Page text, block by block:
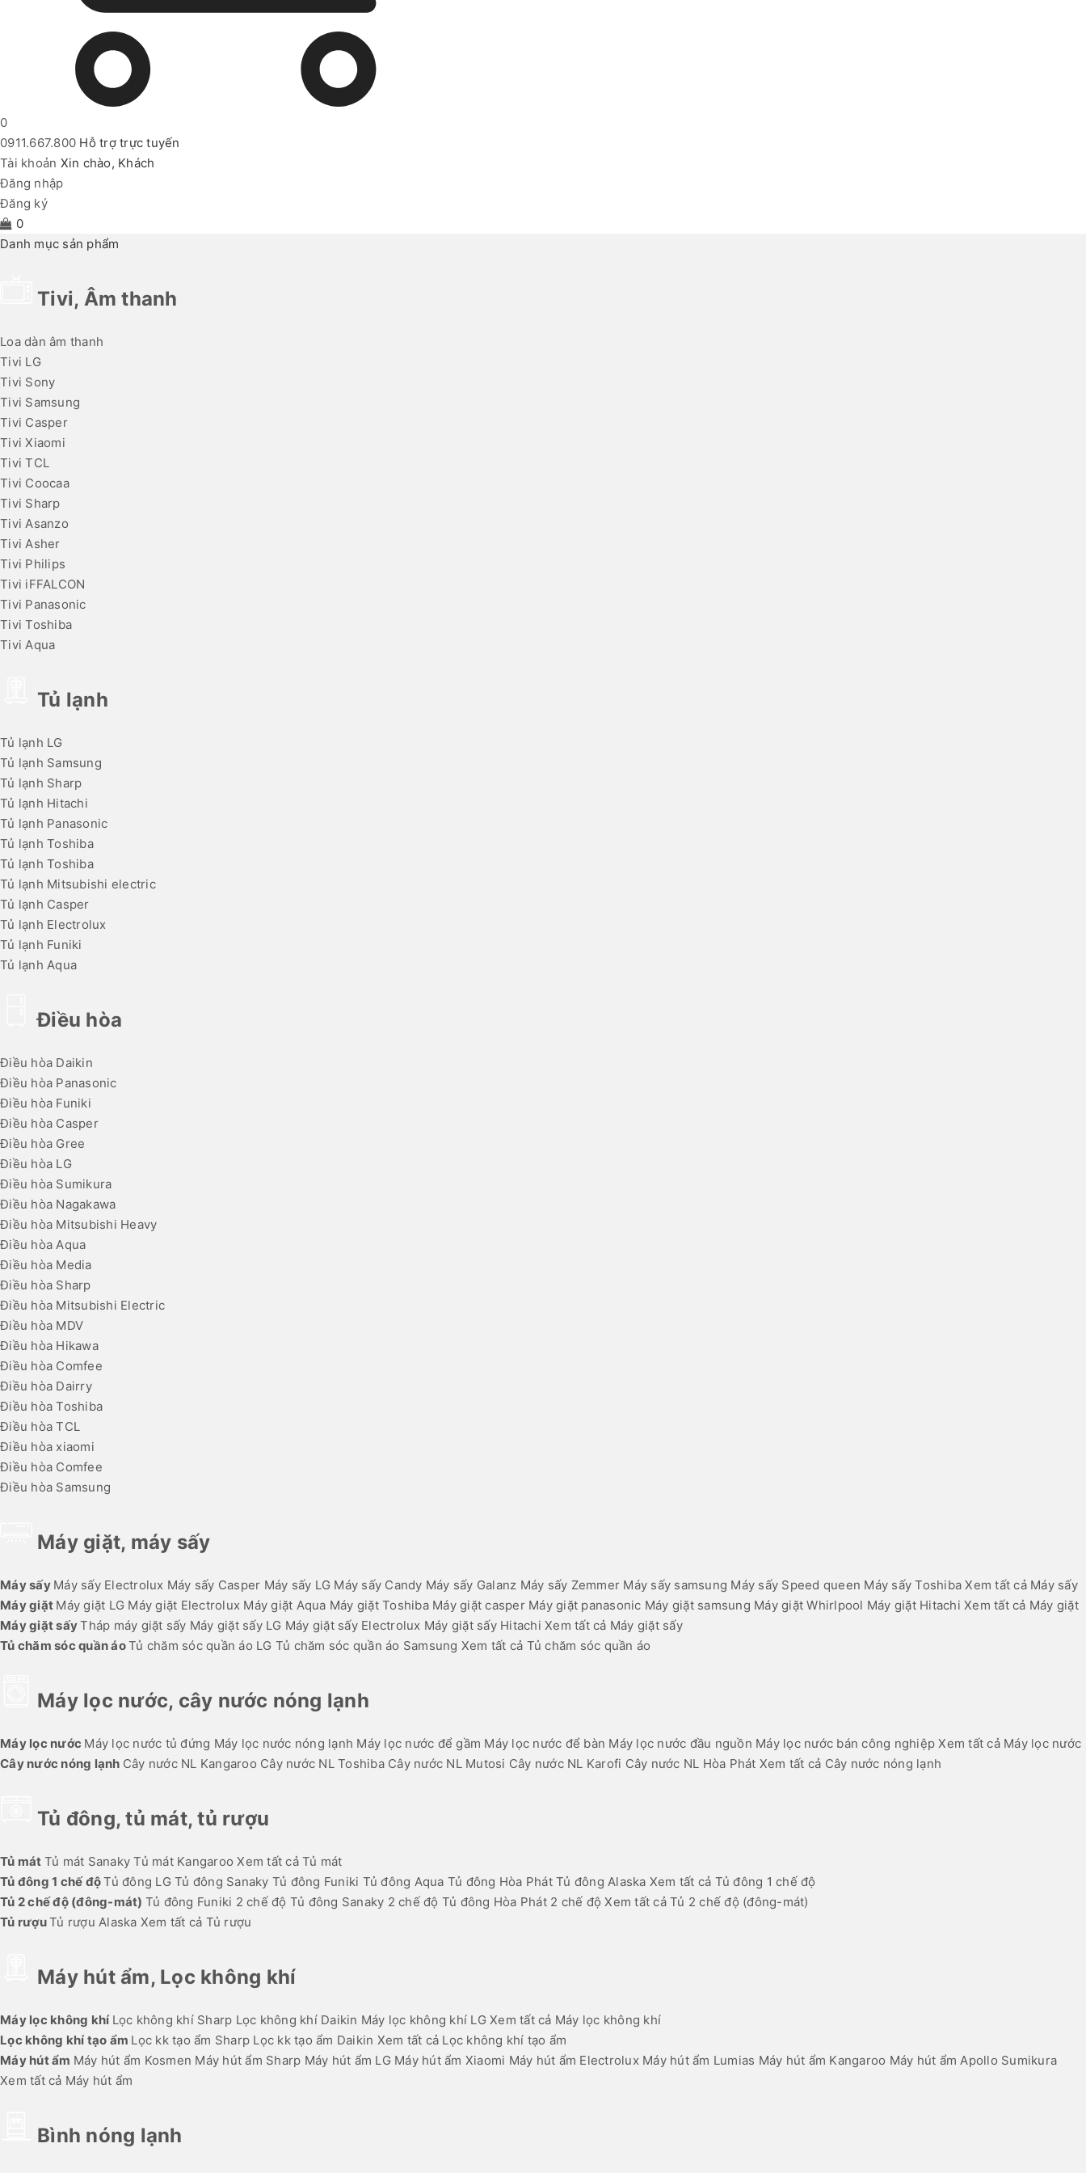
0
0911.667.800 Hỗ trợ trực tuyến
Tài khoản Xin chào, Khách
Đăng nhập
Đăng ký
0
Danh mục sản phẩm
Tivi, Âm thanh
Loa dàn âm thanh
Tivi LG
Tivi Sony
Tivi Samsung
Tivi Casper
Tivi Xiaomi
Tivi TCL
Tivi Coocaa
Tivi Sharp
Tivi Asanzo
Tivi Asher
Tivi Philips
Tivi iFFALCON
Tivi Panasonic
Tivi Toshiba
Tivi Aqua
Tủ lạnh
Tủ lạnh LG
Tủ lạnh Samsung
Tủ lạnh Sharp
Tủ lạnh Hitachi
Tủ lạnh Panasonic
Tủ lạnh Toshiba
Tủ lạnh Toshiba
Tủ lạnh Mitsubishi electric
Tủ lạnh Casper
Tủ lạnh Electrolux
Tủ lạnh Funiki
Tủ lạnh Aqua
Điều hòa
Điều hòa Daikin
Điều hòa Panasonic
Điều hòa Funiki
Điều hòa Casper
Điều hòa Gree
Điều hòa LG
Điều hòa Sumikura
Điều hòa Nagakawa
Điều hòa Mitsubishi Heavy
Điều hòa Aqua
Điều hòa Media
Điều hòa Sharp
Điều hòa Mitsubishi Electric
Điều hòa MDV
Điều hòa Hikawa
Điều hòa Comfee
Điều hòa Dairry
Điều hòa Toshiba
Điều hòa TCL
Điều hòa xiaomi
Điều hòa Comfee
Điều hòa Samsung
Máy giặt, máy sấy
Máy sấy Máy sấy Electrolux Máy sấy Casper Máy sấy LG Máy sấy Candy Máy sấy Galanz Máy sấy Zemmer Máy sấy samsung Máy sấy Speed queen Máy sấy Toshiba Xem tất cả Máy sấy
Máy giặt Máy giặt LG Máy giặt Electrolux Máy giặt Aqua Máy giặt Toshiba Máy giặt casper Máy giặt panasonic Máy giặt samsung Máy giặt Whirlpool Máy giặt Hitachi Xem tất cả Máy giặt
Máy giặt sấyTháp máy giặt sấy Máy giặt sấy LG Máy giặt sấy Electrolux Máy giặt sấy Hitachi Xem tất cả Máy giặt sấy
Tủ chăm sóc quần áoTủ chăm sóc quần áo LG Tủ chăm sóc quần áo Samsung Xem tất cả Tủ chăm sóc quần áo
Máy lọc nước, cây nước nóng lạnh
Máy lọc nước Máy lọc nước tủ đứng Máy lọc nước nóng lạnh Máy lọc nước để gầm Máy lọc nước để bàn Máy lọc nước đầu nguồn Máy lọc nước bán công nghiệp Xem tất cả Máy lọc nước
Cây nước nóng lạnh Cây nước NL Kangaroo Cây nước NL Toshiba Cây nước NL Mutosi Cây nước NL Karofi Cây nước NL Hòa Phát Xem tất cả Cây nước nóng lạnh
Tủ đông, tủ mát, tủ rượu
Tủ mát Tủ mát Sanaky Tủ mát Kangaroo Xem tất cả Tủ mát
Tủ đông 1 chế độTủ đông LG Tủ đông Sanaky Tủ đông Funiki Tủ đông Aqua Tủ đông Hòa Phát Tủ đông Alaska Xem tất cả Tủ đông 1 chế độ
Tủ 2 chế độ (đông-mát) Tủ đông Funiki 2 chế độ Tủ đông Sanaky 2 chế độ Tủ đông Hòa Phát 2 chế độ Xem tất cả Tủ 2 chế độ (đông-mát)
Tủ rượuTủ rượu Alaska Xem tất cả Tủ rượu
Máy hút ẩm, Lọc không khí
Máy lọc không khí Lọc không khí Sharp Lọc không khí Daikin Máy lọc không khí LG Xem tất cả Máy lọc không khí
Lọc không khí tạo ẩm Lọc kk tạo ẩm Sharp Lọc kk tạo ẩm Daikin Xem tất cả Lọc không khí tạo ẩm
Máy hút ẩm Máy hút ẩm Kosmen Máy hút ẩm Sharp Máy hút ẩm LG Máy hút ẩm Xiaomi Máy hút ẩm Electrolux Máy hút ẩm Lumias Máy hút ẩm Kangaroo Máy hút ẩm Apollo Sumikura
Xem tất cả Máy hút ẩm
Bình nóng lạnh